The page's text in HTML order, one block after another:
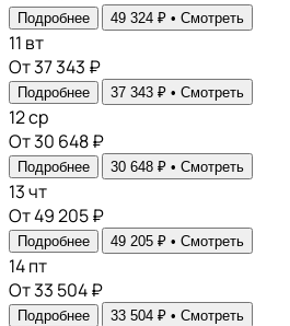
Подробнее 49 324 ₽ • Смотреть
11 вт
От 37 343 ₽
Подробнее 37 343 ₽ • Смотреть
12ср
От 30 648 ₽
Подробнее 30 648 ₽ • Смотреть
13чт
От 49 205 ₽
Подробнее 49 205 ₽ • Смотреть
14пт
От 33 504 ₽
Подробнее 33 504 ₽ • Смотреть